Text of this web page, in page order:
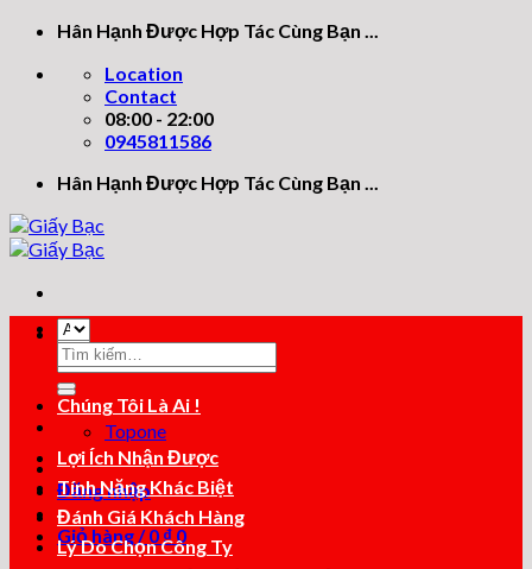
Skip
content
Hân Hạnh Được Hợp Tác Cùng Bạn ...
Location
Contact
08:00 - 22:00
0945811586
Hân Hạnh Được Hợp Tác Cùng Bạn ...
Tìm
kiếm:
Đăng nhập
Giỏ hàng /0 ₫ 0
Tìm
kiếm:
Chúng Tôi Là Ai !
Topone
Lợi Ích Nhận Được
Tính Năng Khác Biệt
Đánh Giá Khách Hàng
Lý Do Chọn Công Ty